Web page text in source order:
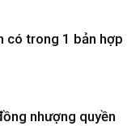
có trong 1 bản hợp
nhượng quyền